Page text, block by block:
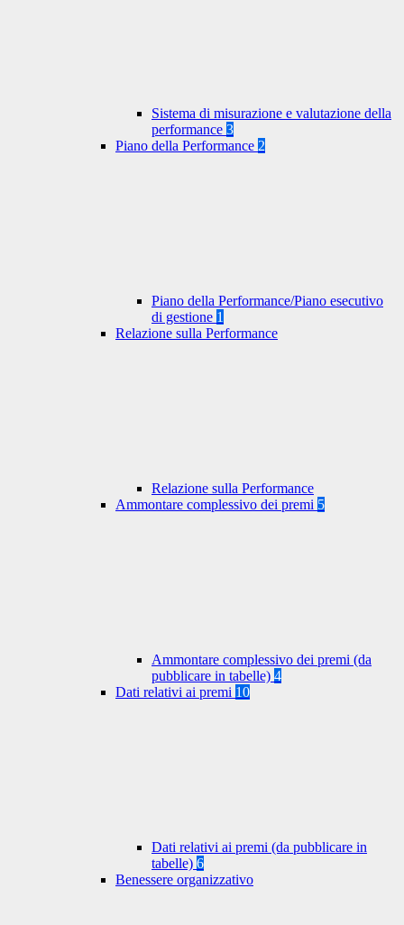
Sistema di misurazione e valutazione della
performance 3
Piano della Performance 2
Piano della Performance/Piano esecutivo
di gestione 1
Relazione sulla Performance
Relazione sulla Performance
Ammontare complessivo dei premi 5
Ammontare complessivo dei premi (da
pubblicare in tabelle) 4
Dati relativi ai premi 10
Dati relativi ai premi (da pubblicare in
tabelle) 6
Benessere organizzativo